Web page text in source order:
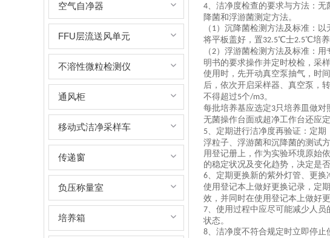
4、洁净度检查的要求与方法：
降菌和浮游菌测定方法。
（ 1）沉降菌检测方法及标准：以
将平板盖好，置32.5℃士2.5℃培养
（2）浮游菌检测方法及标准：
明书的要求操作并定时校检，采
使用时，先开动真空泵抽气，时
后，依次开启采样器、真空泵，
不得超过5个/m3。
每批培养基应选定3只培养皿做对
无菌操作台面或超净工作台还应
5、定期进行洁净度再验证：定期
浮粒子、浮游菌和沉降菌的测试
用登记册上，作为实验环境原始
的稳定状况及变化趋势，决定是
6、定期更换新的紫外灯管、更
使用登记本上做好更换记录，定
效，并同时在使用登记本上做好
7、使用过程中应尽可能减少人
状态。
8、洁净度不符合规定时立即停
空气自净器
FFU层流送风单元
不溶性微粒检测仪
通风柜
移动式洁净采样车
传递窗
负压称量室
培养箱